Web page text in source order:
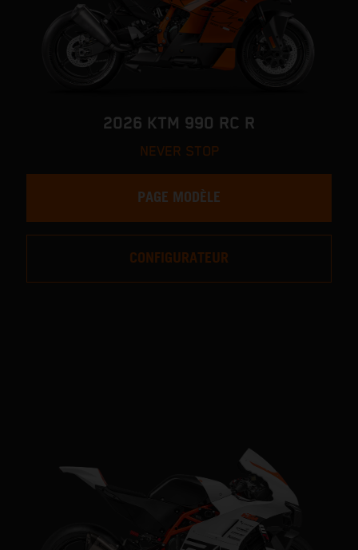
2026 KTM 990 RC R
NEVER STOP
PAGE MODÈLE
CONFIGURATEUR